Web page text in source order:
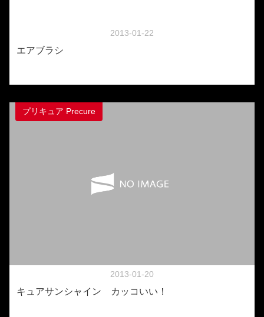
2013-01-22
エアブラシ
プリキュア Precure
2013-01-20
キュアサンシャイン カッコいい！